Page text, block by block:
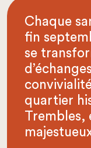
Chaque
fin
se
quartier
Trembles,